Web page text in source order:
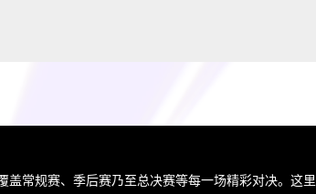
盖常规赛、季后赛乃至总决赛等每一场精彩对决。这里